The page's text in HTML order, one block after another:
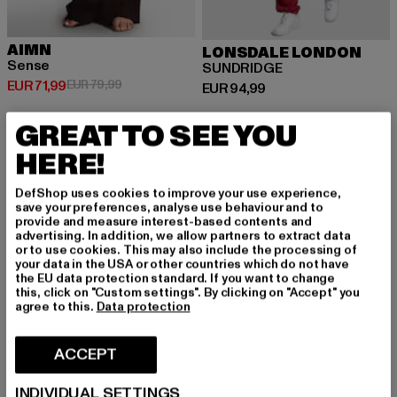
AIMN
Sense
EUR 71,99
Huidige prijs: EUR 71,99
EUR 79,99Actieprijs: EUR 79,99
LONSDALE LONDON
SUNDRIDGE
EUR 94,99
Huidige prijs: EUR 94,99
NIEUW
GREAT TO SEE YOU
HERE!
DefShop uses cookies to improve your use experience,
save your preferences, analyse use behaviour and to
provide and measure interest-based contents and
advertising. In addition, we allow partners to extract data
or to use cookies. This may also include the processing of
your data in the USA or other countries which do not have
the EU data protection standard. If you want to change
this, click on "Custom settings". By clicking on "Accept" you
agree to this. Data protection
ACCEPT